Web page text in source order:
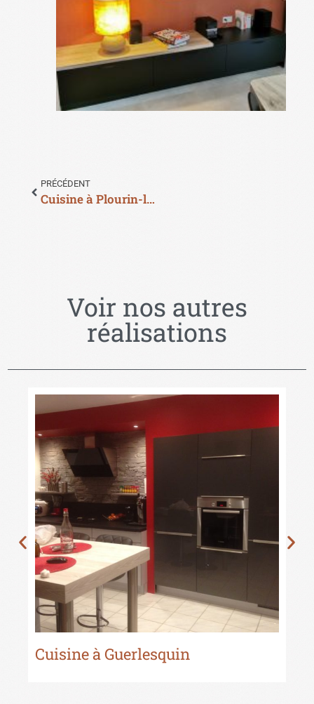
PRÉCÉDENT
Cuisine à Plourin-lès-Morlaix
Voir nos autres
réalisations
Cuisine à Guerlesquin